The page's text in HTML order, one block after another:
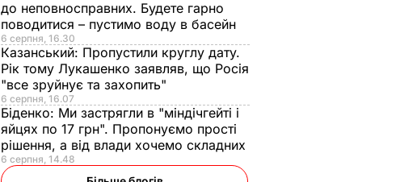
до неповносправних. Будете гарно
поводитися – пустимо воду в басейн
6 серпня, 16.30
Казанський: Пропустили круглу дату.
Рік тому Лукашенко заявляв, що Росія
"все зруйнує та захопить"
6 серпня, 16.07
Біденко: Ми застрягли в "міндічгейті і
яйцях по 17 грн". Пропонуємо прості
рішення, а від влади хочемо складних
6 серпня, 14.48